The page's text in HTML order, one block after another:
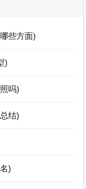
些方面)
)
吗)
结)
)